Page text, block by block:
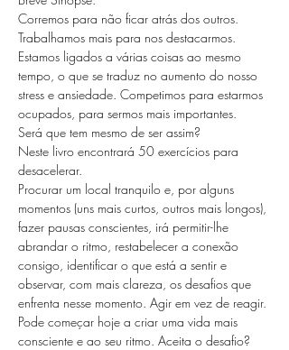
Corremos para não ficar atrás dos outros.
Trabalhamos mais para nos destacarmos.
Estamos ligados a várias coisas ao mesmo
tempo, o que se traduz no aumento do nosso
stress e ansiedade. Competimos para estarmos
ocupados, para sermos mais importantes.
Será que tem mesmo de ser assim?
Neste livro encontrará 50 exercícios para
desacelerar.
Procurar um local tranquilo e, por alguns
momentos (uns mais curtos, outros mais longos),
fazer pausas conscientes, irá permitir-lhe
abrandar o ritmo, restabelecer a conexão
consigo, identificar o que está a sentir e
observar, com mais clareza, os desafios que
enfrenta nesse momento. Agir em vez de reagir.
Pode começar hoje a criar uma vida mais
consciente e ao seu ritmo. Aceita o desafio?